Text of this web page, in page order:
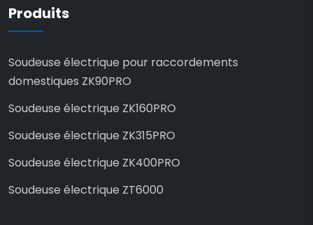
Produits
Soudeuse électrique pour raccordements
domestiques ZK90PRO
Soudeuse électrique ZK160PRO
Soudeuse électrique ZK315PRO
Soudeuse électrique ZK400PRO
Soudeuse électrique ZT6000